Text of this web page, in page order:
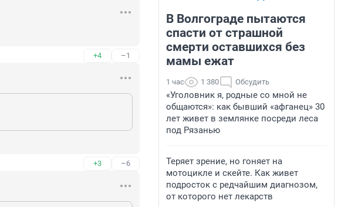
+4 –1
+3 –6
В Волгограде пытаются
спасти от страшной
смерти оставшихся без
мамы ежат
1 час 1 380 Обсудить
«Уголовник я, родные со мной не
общаются»: как бывший «афганец» 30
лет живет в землянке посреди леса
под Рязанью
Теряет зрение, но гоняет на
мотоцикле и скейте. Как живет
подросток с редчайшим диагнозом,
от которого нет лекарств